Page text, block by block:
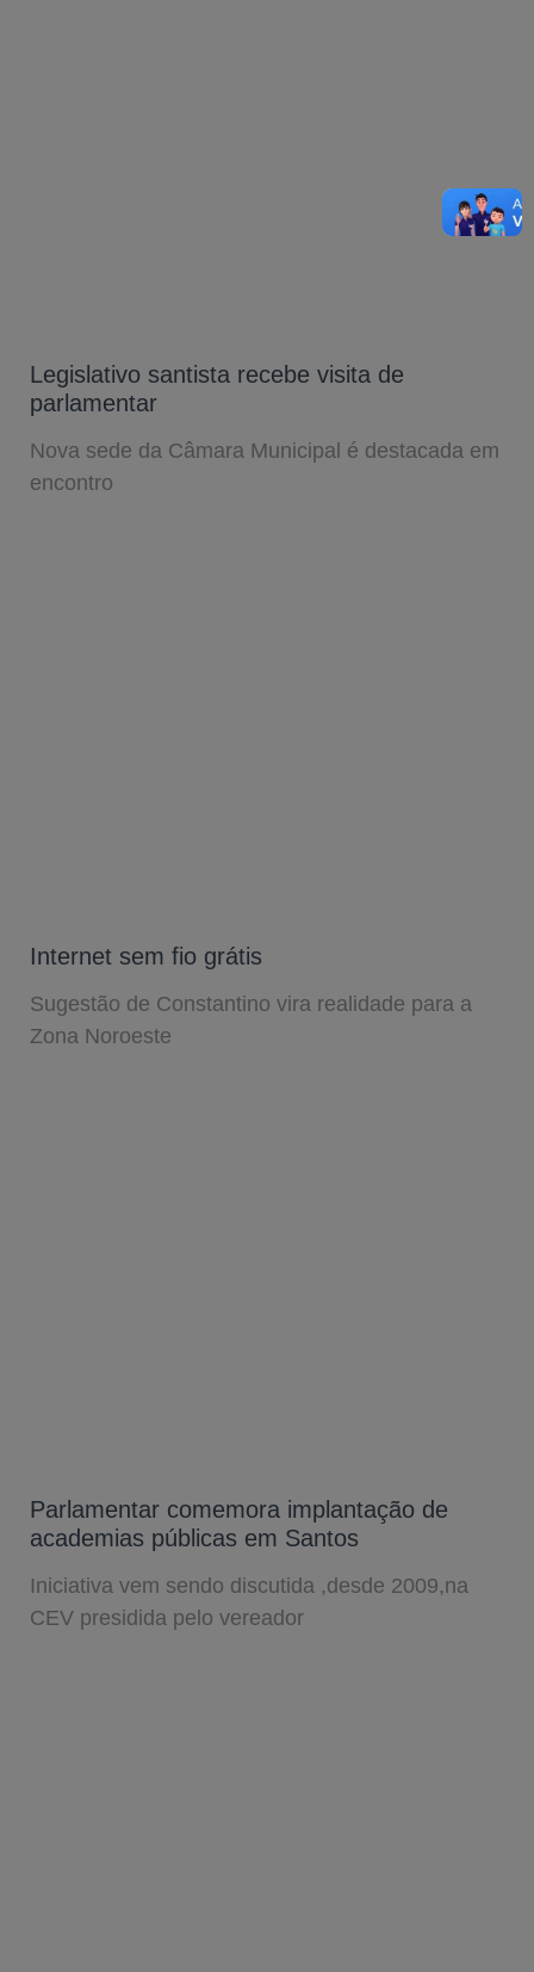
Legislativo santista recebe visita de
parlamentar
Nova sede da Câmara Municipal é destacada em
encontro
Internet sem fio grátis
Sugestão de Constantino vira realidade para a
Zona Noroeste
Parlamentar comemora implantação de
academias públicas em Santos
Iniciativa vem sendo discutida ,desde 2009,na
CEV presidida pelo vereador